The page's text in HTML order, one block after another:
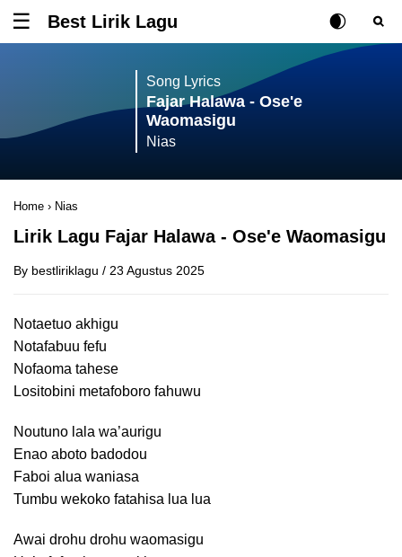
Tombol untuk membuka atau menutup menu
Best Lirik Lagu Rubah Posisi
Tombol
Song Lyrics
Fajar Halawa - Ose'e
Waomasigu
Nias
Home › Nias
Lirik Lagu Fajar Halawa - Ose'e Waomasigu
By bestliriklagu / 23 Agustus 2025
Notaetuo akhigu
Notafabuu fefu
Nofaoma tahese
Lositobini metafoboro fahuwu
Noutuno lala wa’aurigu
Enao aboto badodou
Faboi alua waniasa
Tumbu wekoko fatahisa lua lua
Awai drohu drohu waomasigu